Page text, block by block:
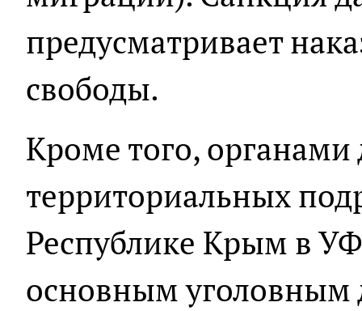
предусматривает
свободы.
Кроме того, органами
территориальных
Республике Крым в
основным уголовным